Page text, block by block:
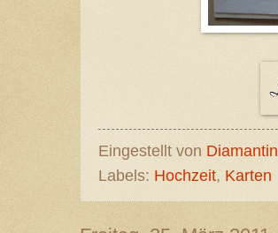
Eingestellt von Diamantin
Labels: Hochzeit, Karten